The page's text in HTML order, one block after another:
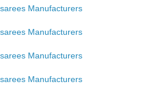
Manufacturers
Manufacturers
Manufacturers
Manufacturers